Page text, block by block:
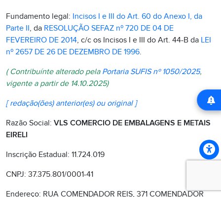
Fundamento legal: Incisos I e III do Art. 60 do Anexo I, da
Parte II, da RESOLUÇÃO SEFAZ nº 720 DE 04 DE
FEVEREIRO DE 2014, c/c os Incisos I e III do Art. 44-B da LEI
nº 2657 DE 26 DE DEZEMBRO DE 1996.
( Contribuínte alterado pela Portaria SUFIS nº 1050/2025,
vigente a partir de 14.10.2025)
[ redação(ões) anterior(es) ou original ]
Razão Social: VLS COMERCIO DE EMBALAGENS E METAIS
EIRELI
Inscrição Estadual: 11.724.019
CNPJ: 37.375.801/0001-41
Endereço: RUA COMENDADOR REIS, 371 COMENDADOR